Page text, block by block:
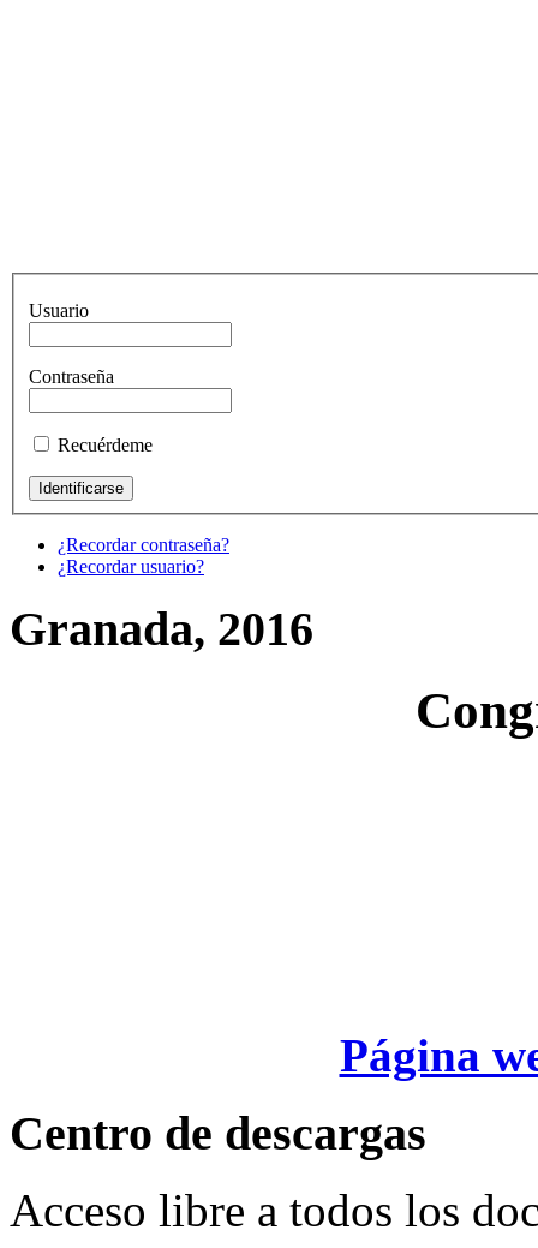
Usuario
Contraseña
Recuérdeme
¿Recordar contraseña?
¿Recordar usuario?
Granada, 2016
Página
Centro de descargas
Acceso libre a todos los